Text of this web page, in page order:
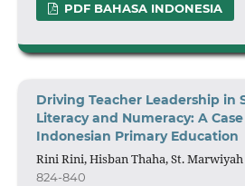
PDF BAHASA INDONESIA
Driving Teacher Leadership in
Literacy and Numeracy: A
Indonesian Primary Education
Rini Rini, Hisban Thaha, St. Marwiyah
824-840